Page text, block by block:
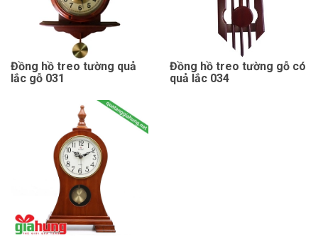
Đồng hồ treo tường quả
lắc gỗ 031
Đồng hồ treo tường gỗ có
quả lắc 034